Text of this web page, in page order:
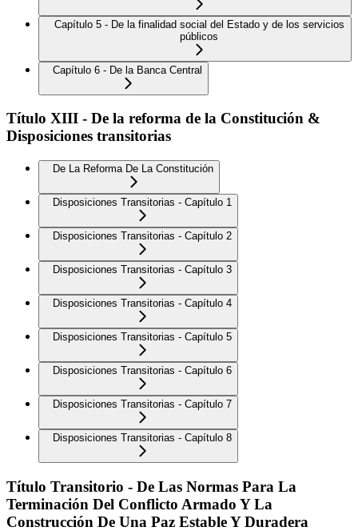
Capítulo 5 - De la finalidad social del Estado y de los servicios
públicos
Capítulo 6 - De la Banca Central
Título XIII - De la reforma de la Constitución &
Disposiciones transitorias
De La Reforma De La Constitución
Disposiciones Transitorias - Capítulo 1
Disposiciones Transitorias - Capítulo 2
Disposiciones Transitorias - Capítulo 3
Disposiciones Transitorias - Capítulo 4
Disposiciones Transitorias - Capítulo 5
Disposiciones Transitorias - Capítulo 6
Disposiciones Transitorias - Capítulo 7
Disposiciones Transitorias - Capítulo 8
Título Transitorio - De Las Normas Para La
Terminación Del Conflicto Armado Y La
Construcción De Una Paz Estable Y Duradera